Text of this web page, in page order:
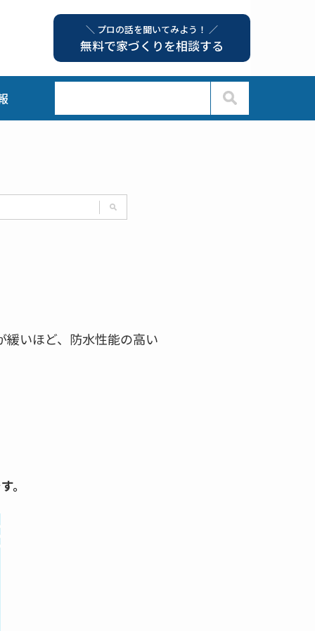
＼ プロの話を聞いてみよう！ ／
無料で家づくりを相談する
いほど、防水性能の高い
。